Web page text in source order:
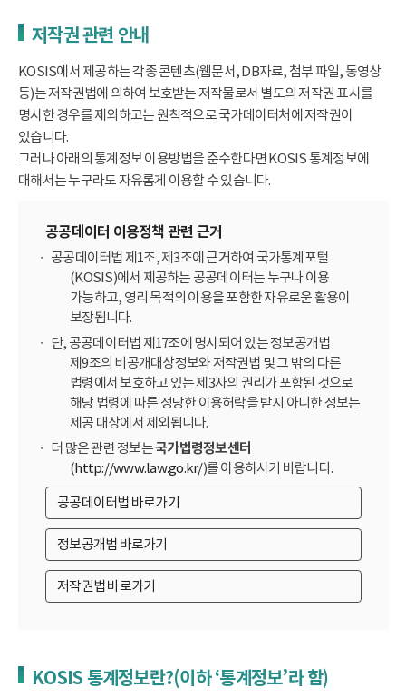
저작권 관련 안내
KOSIS에서 제공하는 각종 콘텐츠(웹문서, DB자료, 첨부 파일, 동영상
등)는 저작권법에 의하여 보호받는 저작물로서 별도의 저작권 표시를
명시한 경우를 제외하고는 원칙적으로 국가데이터처에 저작권이
있습니다.
그러나 아래의 통계정보 이용방법을 준수한다면 KOSIS 통계정보에
대해서는 누구라도 자유롭게 이용할 수 있습니다.
공공데이터 이용정책 관련 근거
공공데이터법 제1조, 제3조에 근거하여 국가통계포털
(KOSIS)에서 제공하는 공공데이터는 누구나 이용
가능하고, 영리 목적의 이용을 포함한 자유로운 활용이
보장됩니다.
단, 공공데이터법 제17조에 명시되어 있는 정보공개법
제9조의 비공개대상정보와 저작권법 및 그 밖의 다른
법령에서 보호하고 있는 제3자의 권리가 포함된 것으로
해당 법령에 따른 정당한 이용허락을 받지 아니한 정보는
제공 대상에서 제외됩니다.
더 많은 관련 정보는국가법령정보센터
(http://www.law.go.kr/)를 이용하시기 바랍니다.
공공데이터법 바로가기
정보공개법 바로가기
저작권법 바로가기
KOSIS 통계정보란?(이하 ‘통계정보’라 함)